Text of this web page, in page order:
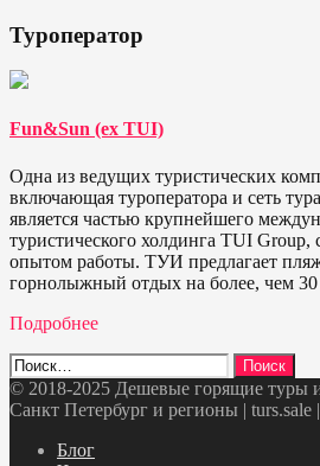
Туроператор
Fun&Sun (ex TUI)
Одна из ведущих туристических
включающая туроператора и сеть
является частью крупнейшего
туристического холдинга TUI Group,
опытом работы. ТУИ предлагает
горнолыжный отдых на более, чем 30
Подробнее
Найти:
© 2018-2025 Дешевые горящие туры
Санкт Петербург и регионы | turs.sale |
Блог